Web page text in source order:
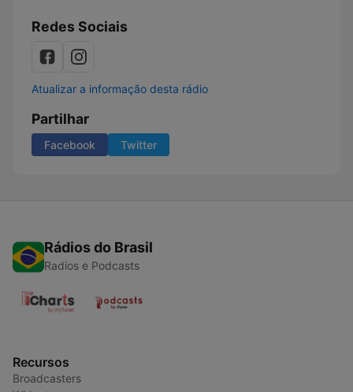
Redes Sociais
Atualizar a informação desta rádio
Partilhar
Facebook Twitter
Rádios do Brasil
Radios e Podcasts
Recursos
Broadcasters